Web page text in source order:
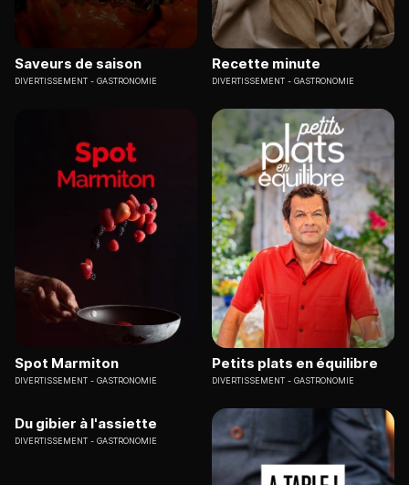
Saveurs de saison
DIVERTISSEMENT GASTRONOMIE
Recette minute
DIVERTISSEMENT GASTRONOMIE
Spot Marmiton
DIVERTISSEMENT GASTRONOMIE
Petits plats en équilibre
DIVERTISSEMENT GASTRONOMIE
Du gibier à l'assiette
DIVERTISSEMENT GASTRONOMIE